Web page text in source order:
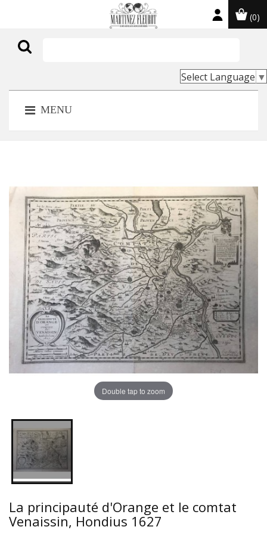
(0)
Select Language ▼
MENU
Double tap to zoom
La principauté d'Orange et le comtat
Venaissin, Hondius 1627